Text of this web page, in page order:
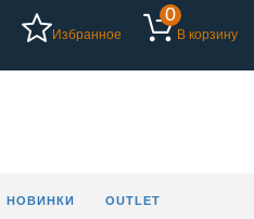
Избранное
0
В корзину
НОВИНКИ OUTLET